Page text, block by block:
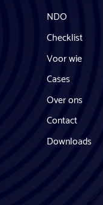
NDO
Checklist
Voor wie
Cases
Over ons
Contact
Downloads